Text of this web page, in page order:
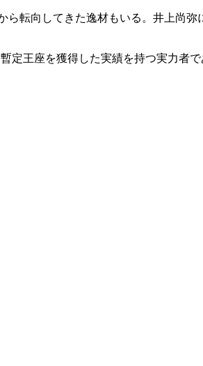
転向してきた逸材もいる。井上尚
定王座を獲得した実績を持つ実力者で